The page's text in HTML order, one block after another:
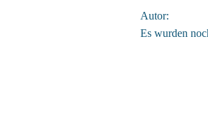
Autor:
Es wurden